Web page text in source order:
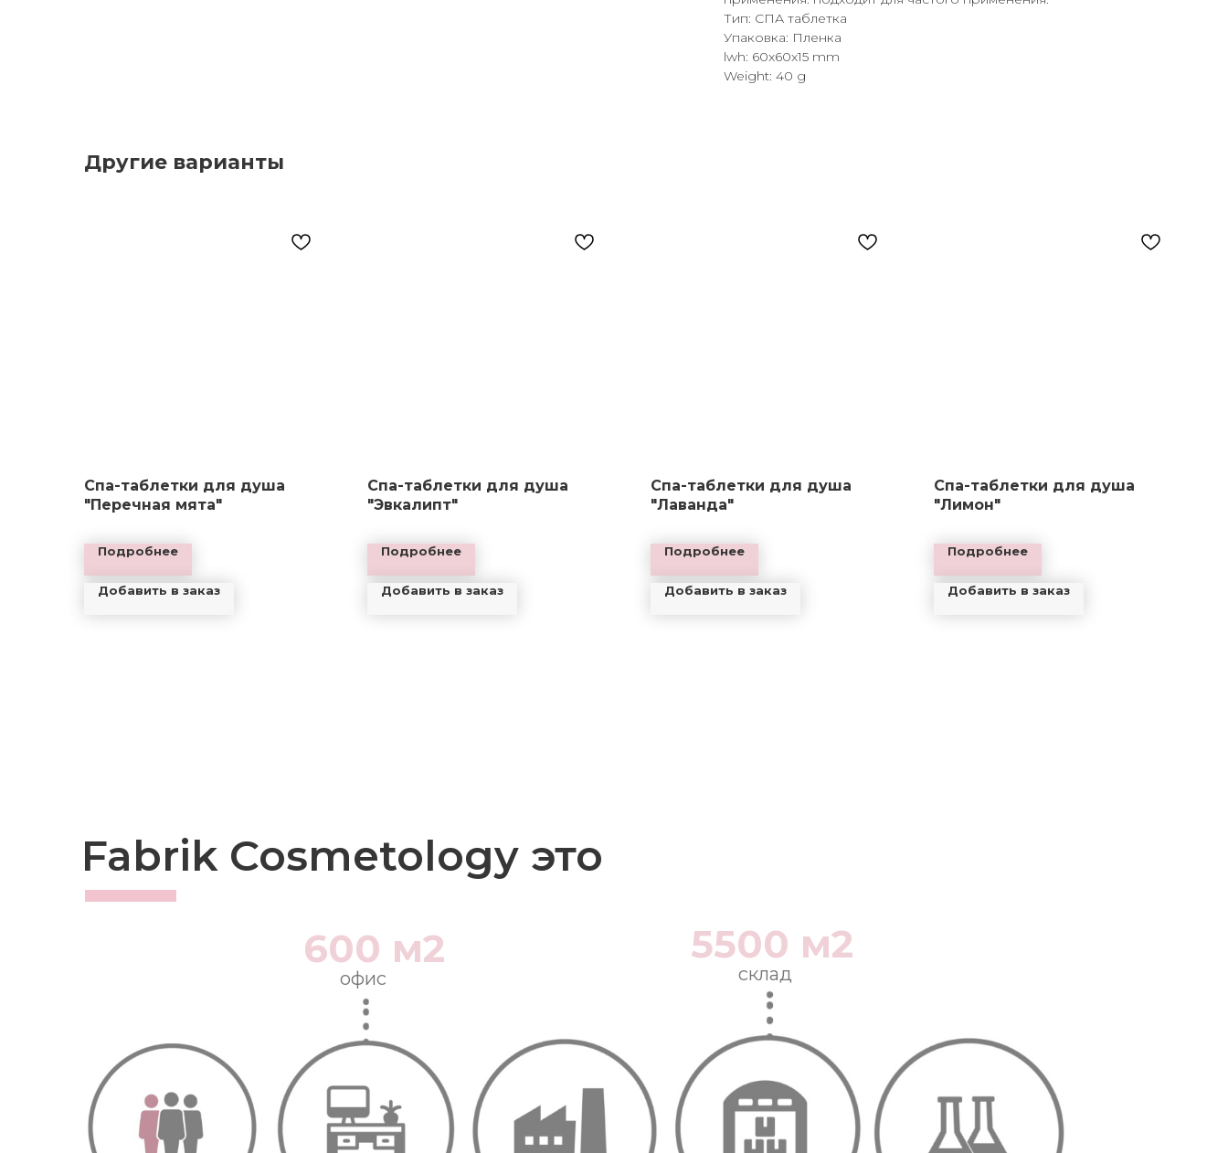
Тип: СПА таблетка
Упаковка: Пленка
lwh: 60x60x15 mm
Weight: 40 g
Другие варианты
Спа-таблетки для душа
"Перечная мята"
Подробнее
Добавить в заказ
Спа-таблетки для душа
"Эвкалипт"
Подробнее
Добавить в заказ
Спа-таблетки для душа
"Лаванда"
Подробнее
Добавить в заказ
Спа-таблетки для душа
"Лимон"
Подробнее
Добавить в заказ
Fabrik Cosmetology это
600 м2
офис
5500 м2
склад